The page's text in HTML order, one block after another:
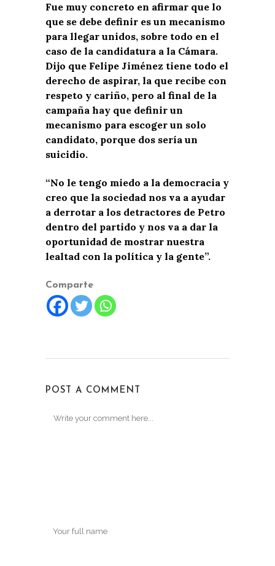
Fue muy concreto en afirmar que lo
que se debe definir es un mecanismo
para llegar unidos, sobre todo en el
caso de la candidatura a la Cámara.
Dijo que Felipe Jiménez tiene todo el
derecho de aspirar, la que recibe con
respeto y cariño, pero al final de la
campaña hay que definir un
mecanismo para escoger un solo
candidato, porque dos sería un
suicidio.
“No le tengo miedo a la democracia y
creo que la sociedad nos va a ayudar
a derrotar a los detractores de Petro
dentro del partido y nos va a dar la
oportunidad de mostrar nuestra
lealtad con la política y la gente”.
Comparte
POST A COMMENT